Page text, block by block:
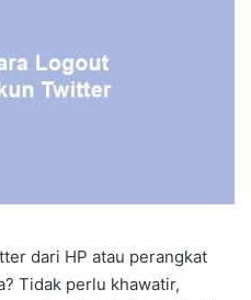
dari HP atau perangkat
Tidak perlu khawatir,